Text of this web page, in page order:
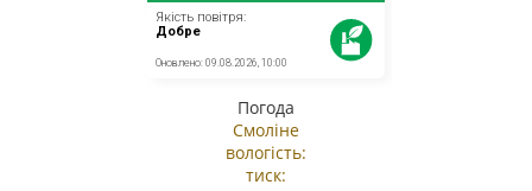
Погода
Смоліне
вологість:
тиск: